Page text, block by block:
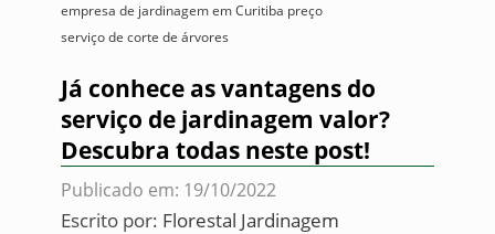
empresa de jardinagem em Curitiba preço
serviço de corte de árvores
Já conhece as vantagens do
serviço de jardinagem valor?
Descubra todas neste post!
Publicado em: 19/10/2022
Escrito por: Florestal Jardinagem